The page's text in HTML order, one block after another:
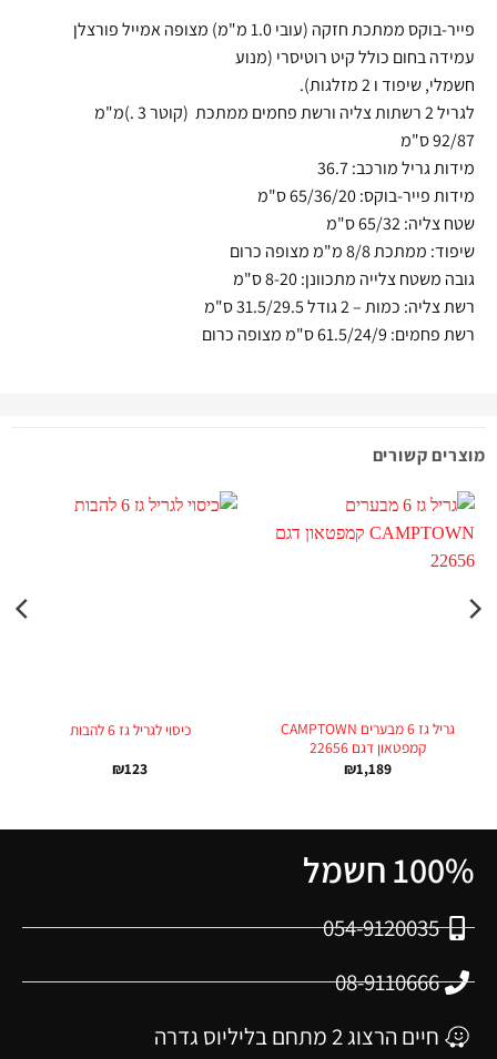
פייר-בוקס ממתכת חזקה (עובי 1.0 מ"מ) מצופה אמייל פורצלן
עמידה בחום כולל קיט רוטיסרי (מנוע
חשמלי, שיפוד ו 2 מזלגות).
לגריל 2 רשתות צליה ורשת פחמים ממתכת (קוטר 3 .)מ"מ
92/87 ס"מ
מידות גריל מורכב: 36.7
מידות פייר-בוקס: 65/36/20 ס"מ
שטח צליה: 65/32 ס"מ
שיפוד: ממתכת 8/8 מ"מ מצופה כרום
גובה משטח צלייה מתכוונן: 8-20 ס"מ
רשת צליה: כמות – 2 גודל 31.5/29.5 ס"מ
רשת פחמים: 61.5/24/9 ס"מ מצופה כרום
מוצרים קשורים
גריל גז 6 מבערים CAMPTOWN
קמפטאון דגם 22656
₪1,189
כיסוי לגריל גז 6 להבות
₪123
100% חשמל
054-9120035
08-9110666
חיים הרצוג 2 מתחם בליליוס גדרה